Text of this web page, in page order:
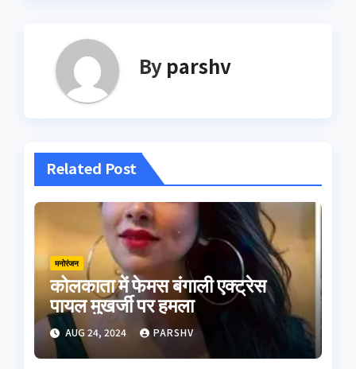
By parshv
Related Post
मनोरंजन
कोलकाता में फेमस बंगाली एक्ट्रेस
पायल मुखर्जी पर हमला
AUG 24, 2024 PARSHV